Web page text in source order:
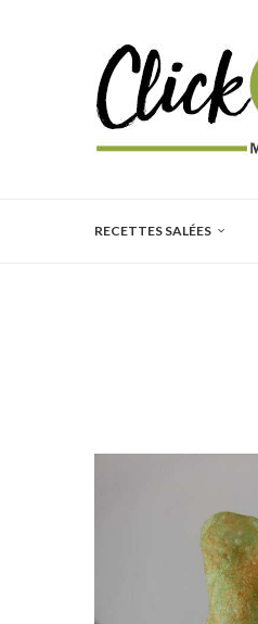
RECETTES SALÉES